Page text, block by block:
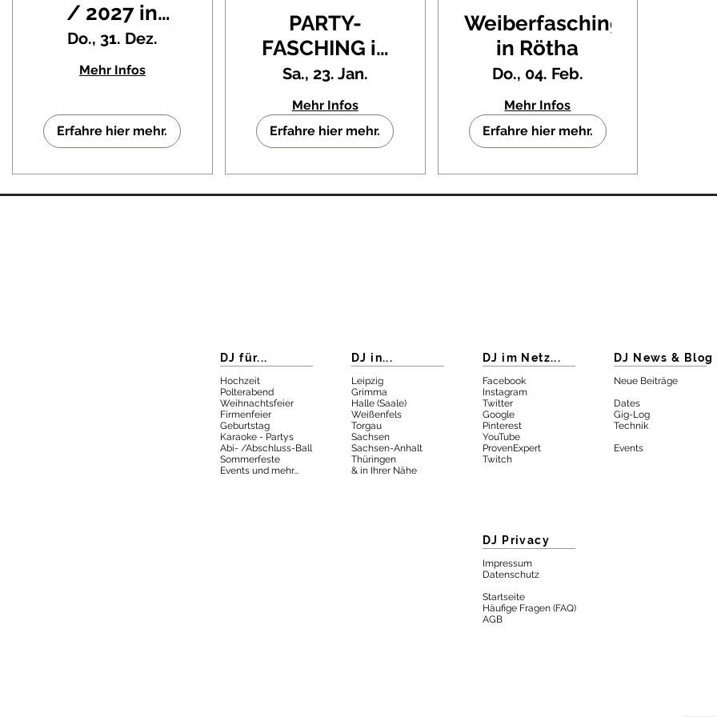
/ 2027 in
Taucha |
Silvesterparty
Mehrzweckhalle
Do., 31. Dez.
Mehr Infos
Erfahre hier mehr.
PARTY-
FASCHING in
Rötha | 1.
Veranstaltung
mit DJ René
Baatzsch
Sa., 23. Jan.
Mehr Infos
Erfahre hier mehr.
Weiberfasching
in Rötha
Do., 04. Feb.
Mehr Infos
Erfahre hier mehr.
DJ für...
Hochzeit
Polterabend
Weihnachtsfeier
Firmenfeier
Geburtstag
Karaoke - Partys
Abi- /Abschluss-Ball
Sommerfeste
Events und mehr...
DJ in...
Leipzig
Grimma
Halle (Saale)
Weißenfels
Torgau
Sachsen
Sachsen-Anhalt
Thüringen
& in Ihrer Nähe
DJ im Netz...
Facebook
Instagram
Twitter
Google
Pinterest
YouTube
ProvenExpert
Twitch
DJ News & Blog
Neue Beiträge
Dates
Gig-Log
Technik
Events
DJ Privacy
Impressum
Datenschutz
Startseite
Häufige Fragen (FAQ)
AGB